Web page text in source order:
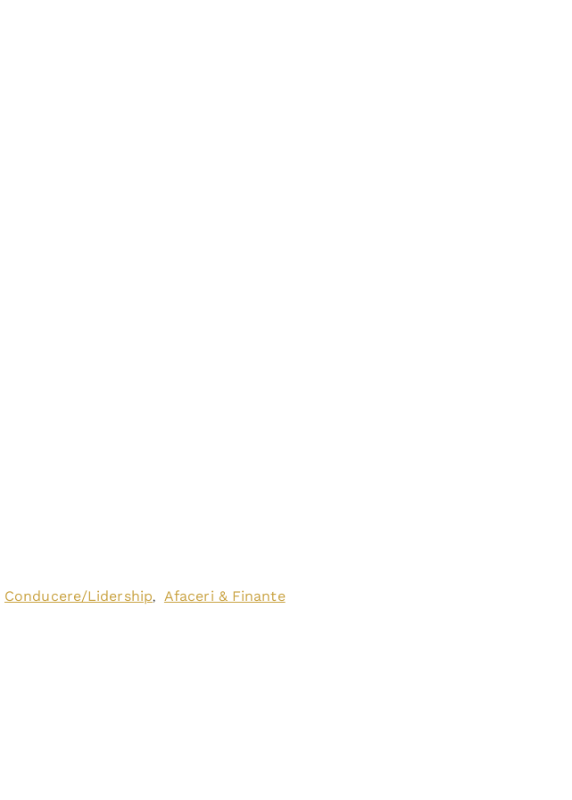
Conducere/Lidership, Afaceri & Finante